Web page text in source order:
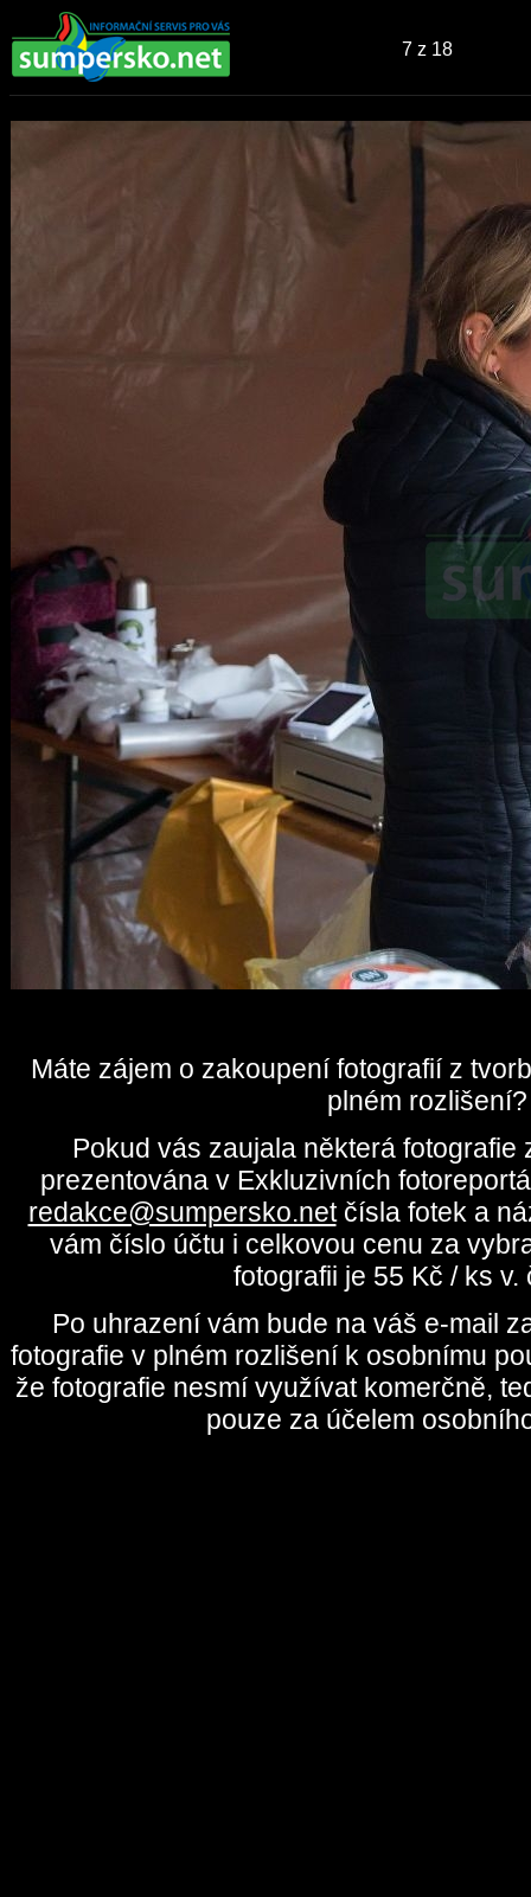
7z 18
Máte zájem o zakoupení fotografií z
plném rozlišení?
Pokud vás zaujala některá fotografie
prezentována v Exkluzivních
redakce@sumpersko.netčísla fotek a
vám číslo účtu i celkovou cenu za
fotografii je 55 Kč / ks v.
Po uhrazení vám bude na váš e-mail
fotografie v plném rozlišení k osobnímu
že fotografie nesmí využívat komerčně,
pouze za účelem